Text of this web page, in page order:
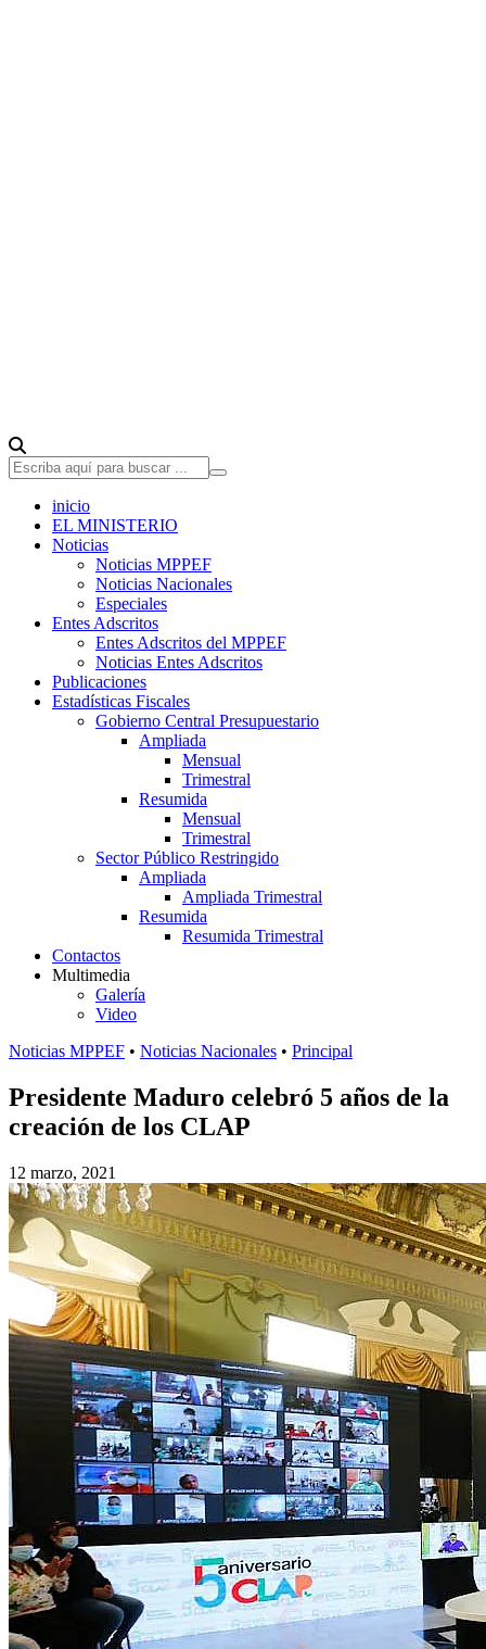
inicio
EL MINISTERIO
Noticias
Noticias MPPEF
Noticias Nacionales
Especiales
Entes Adscritos
Entes Adscritos del MPPEF
Noticias Entes Adscritos
Publicaciones
Estadísticas Fiscales
Gobierno Central Presupuestario
Ampliada
Mensual
Trimestral
Resumida
Mensual
Trimestral
Sector Público Restringido
Ampliada
Ampliada Trimestral
Resumida
Resumida Trimestral
Contactos
Multimedia
Galería
Video
Noticias MPPEF • Noticias Nacionales • Principal
Presidente Maduro celebró 5 años de la
creación de los CLAP
12 marzo, 2021